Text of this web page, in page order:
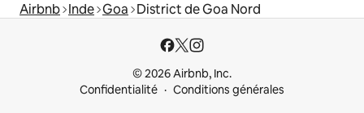
Airbnb Inde Goa District de Goa Nord
© 2026 Airbnb, Inc.
Confidentialité
Conditions générales